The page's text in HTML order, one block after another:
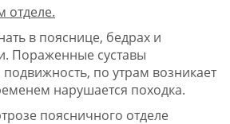
отделе.
в пояснице, бедрах и
Пораженные суставы
по утрам возникает
нарушается походка.